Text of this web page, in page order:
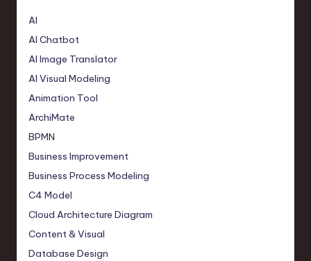
AI
AI Chatbot
AI Image Translator
AI Visual Modeling
Animation Tool
ArchiMate
BPMN
Business Improvement
Business Process Modeling
C4 Model
Cloud Architecture Diagram
Content & Visual
Database Design